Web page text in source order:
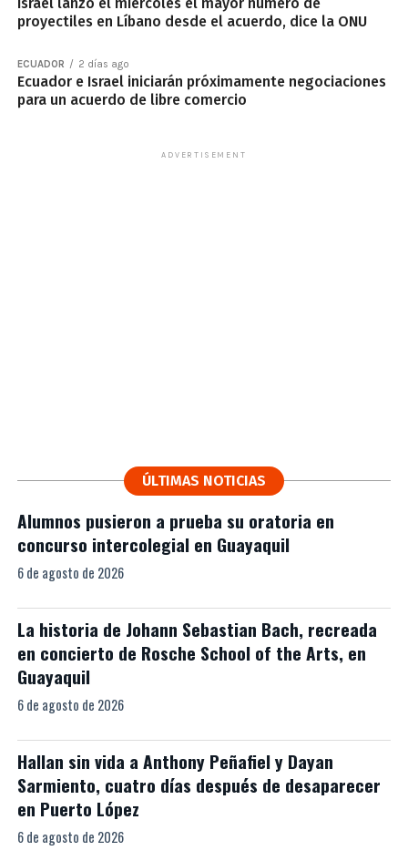
proyectiles en Líbano desde el acuerdo, dice la ONU
ECUADOR 2 días ago
Ecuador e Israel iniciarán próximamente negociaciones
para un acuerdo de libre comercio
ADVERTISEMENT
ÚLTIMAS NOTICIAS
Alumnos pusieron a prueba su oratoria en
concurso intercolegial en Guayaquil
6 de agosto de 2026
La historia de Johann Sebastian Bach, recreada
en concierto de Rosche School of the Arts, en
Guayaquil
6 de agosto de 2026
Hallan sin vida a Anthony Peñafiel y Dayan
Sarmiento, cuatro días después de desaparecer
en Puerto López
6 de agosto de 2026